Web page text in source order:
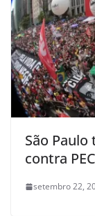
São
contra
setembro 22,